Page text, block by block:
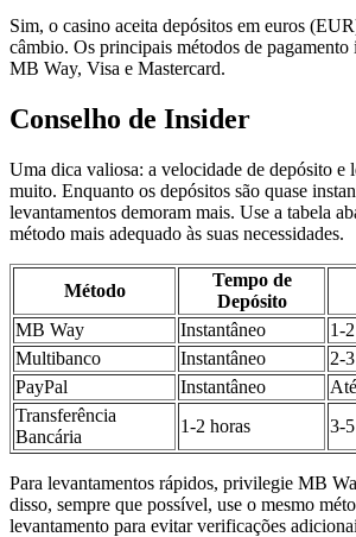
Sim, o casino aceita depósitos em euros
câmbio. Os principais métodos de
MB Way, Visa e Mastercard.
Conselho de Insider
Uma dica valiosa: a velocidade de depósito e
muito. Enquanto os depósitos são quase
levantamentos demoram mais. Use a tabela
método mais adequado às suas necessidades.
Método
Tempo de
Depósito
MB Way
Instantâneo
1-
Multibanco
Instantâneo
2-
PayPal
Instantâneo
Transferência
Bancária
1-2 horas 3-
Para levantamentos rápidos, privilegie MB
disso, sempre que possível, use o mesmo
levantamento para evitar verificações